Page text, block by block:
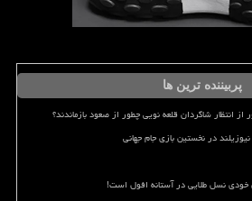
پربیننده ترین ها
در نخستین بازی جام جهانی
خودی نسل طلایی در آستانه افول است!